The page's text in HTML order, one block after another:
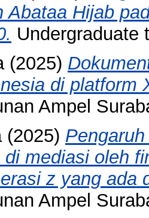
Abataa Hijab
Undergraduate
(2025)
di platform
Ampel
(2025)
mediasi oleh
z yang ada
Ampel